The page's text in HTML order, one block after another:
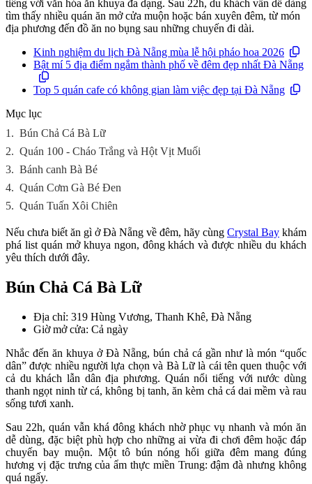
tiếng với văn hóa ăn khuya đa dạng. Sau 22h, du khách vẫn dễ dàng
tìm thấy nhiều quán ăn mở cửa muộn hoặc bán xuyên đêm, từ món
địa phương đến đồ ăn no bụng sau những chuyến đi dài.
Kinh nghiệm du lịch Đà Nẵng mùa lễ hội pháo hoa 2026
Bật mí 5 địa điểm ngắm thành phố về đêm đẹp nhất Đà Nẵng
Top 5 quán cafe có không gian làm việc đẹp tại Đà Nẵng
Mục lục
1. Bún Chả Cá Bà Lữ
2. Quán 100 - Cháo Trắng và Hột Vịt Muối
3. Bánh canh Bà Bé
4. Quán Cơm Gà Bé Đen
5. Quán Tuấn Xôi Chiên
Nếu chưa biết ăn gì ở Đà Nẵng về đêm, hãy cùng Crystal Bay khám
phá list quán mở khuya ngon, đông khách và được nhiều du khách
yêu thích dưới đây.
Bún Chả Cá Bà Lữ
Địa chỉ: 319 Hùng Vương, Thanh Khê, Đà Nẵng
Giờ mở cửa: Cả ngày
Nhắc đến ăn khuya ở Đà Nẵng, bún chả cá gần như là món “quốc
dân” được nhiều người lựa chọn và Bà Lữ là cái tên quen thuộc với
cả du khách lẫn dân địa phương. Quán nổi tiếng với nước dùng
thanh ngọt ninh từ cá, không bị tanh, ăn kèm chả cá dai mềm và rau
sống tươi xanh.
Sau 22h, quán vẫn khá đông khách nhờ phục vụ nhanh và món ăn
dễ dùng, đặc biệt phù hợp cho những ai vừa đi chơi đêm hoặc đáp
chuyến bay muộn. Một tô bún nóng hổi giữa đêm mang đúng
hương vị đặc trưng của ẩm thực miền Trung: đậm đà nhưng không
quá ngấy.